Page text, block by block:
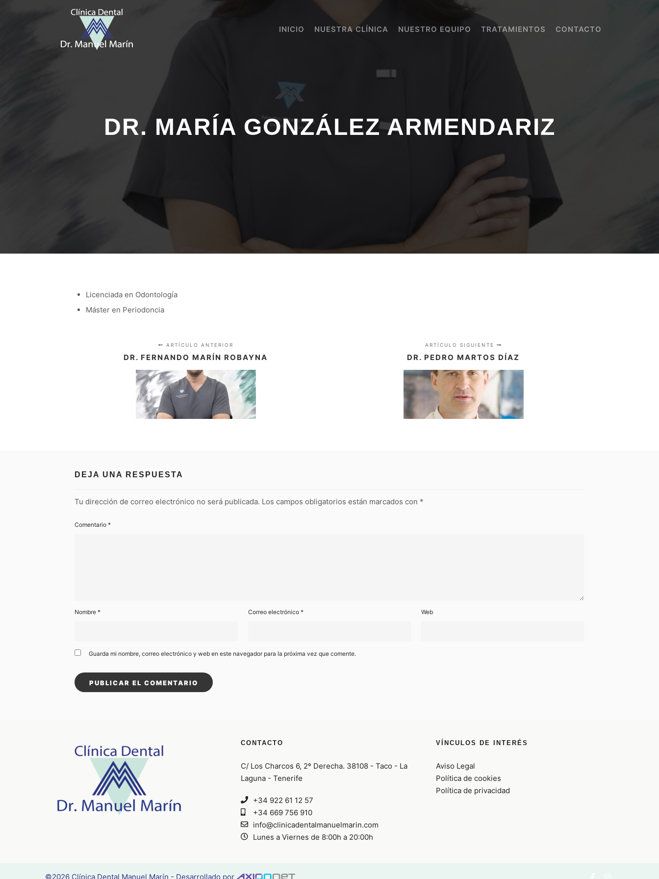
INICIO NUESTRA CLÍNICA NUESTRO EQUIPO TRATAMIENTOS CONTACTO
DR. MARÍA GONZÁLEZ ARMENDARIZ
Licenciada en Odontología
Máster en Periodoncia
ARTÍCULO ANTERIOR
DR. FERNANDO MARÍN ROBAYNA
ARTÍCULO SIGUIENTE
DR. PEDRO MARTOS DÍAZ
DEJA UNA RESPUESTA
Tu dirección de correo electrónico no será publicada. Los campos obligatorios están marcados con *
Comentario *
Nombre * Correo electrónico * Web
Guarda mi nombre, correo electrónico y web en este navegador para la próxima vez que comente.
CONTACTO
C/ Los Charcos 6, 2º Derecha. 38108 - Taco - La
Laguna - Tenerife
+34 922 61 12 57
+34 669 756 910
info@clinicadentalmanuelmarin.com
Lunes a Viernes de 8:00h a 20:00h
VÍNCULOS DE INTERÉS
Aviso Legal
Política de cookies
Política de privacidad
©2026 Clínica Dental Manuel Marín - Desarrollado por